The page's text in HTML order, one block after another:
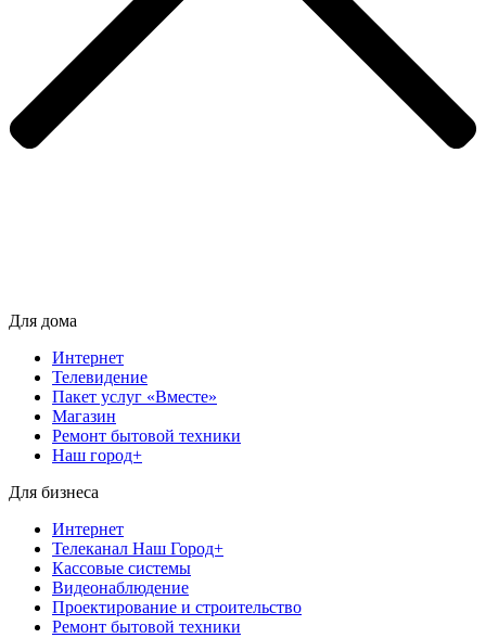
Для дома
Интернет
Телевидение
Пакет услуг «Вместе»
Магазин
Ремонт бытовой техники
Наш город+
Для бизнеса
Интернет
Телеканал Наш Город+
Кассовые системы
Видеонаблюдение
Проектирование и строительство
Ремонт бытовой техники